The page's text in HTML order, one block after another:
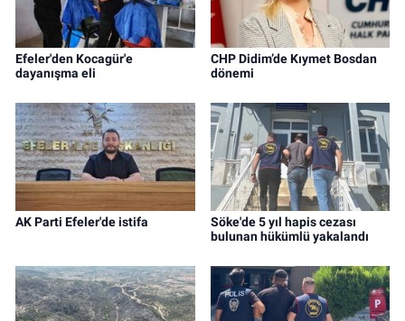
Efeler'den Kocagür'e
dayanışma eli
CHP Didim’de Kıymet Bosdan
dönemi
AK Parti Efeler'de istifa
Söke'de 5 yıl hapis cezası
bulunan hükümlü yakalandı